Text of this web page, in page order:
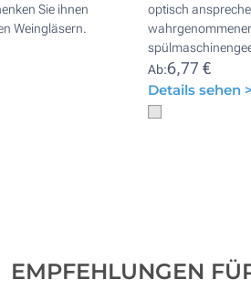
Sie ihnen
Weingläsern.
optisch
Ab:6,77 €
Details sehen >
EMPFEHLUNGEN